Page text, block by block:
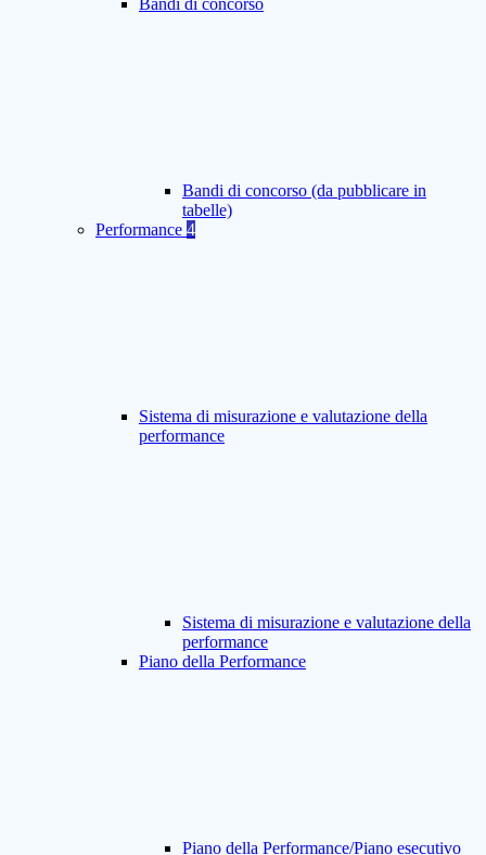
Bandi di concorso
Bandi di concorso (da pubblicare in
tabelle)
Performance 4
Sistema di misurazione e valutazione della
performance
Sistema di misurazione e valutazione della
performance
Piano della Performance
Piano della Performance/Piano esecutivo